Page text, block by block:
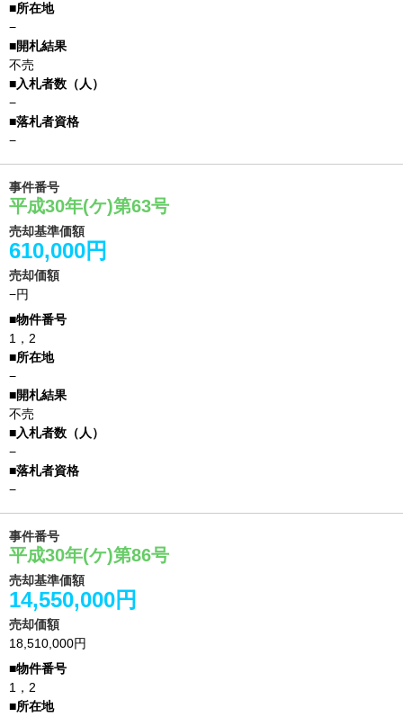
−
不売
−
−
事件番号
平成30年(ケ)第63号
売却基準価額
610,000円
売却価額
−円
1，2
−
不売
−
−
事件番号
平成30年(ケ)第86号
売却基準価額
14,550,000円
売却価額
18,510,000円
1，2